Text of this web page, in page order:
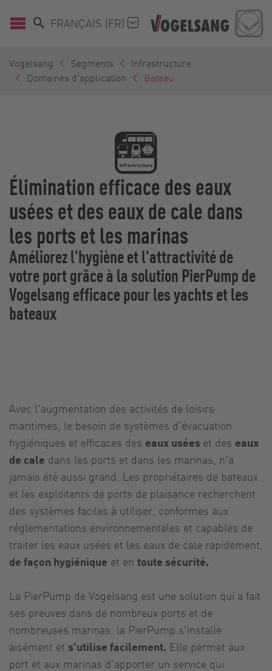
FRANÇAIS (FR)
Vogelsang Segments
Infrastructure
Domaines d'application
Bateau
Élimination efficace des eaux
usées et des eaux de cale dans
les ports et les marinas
Améliorez l'hygiène et l'attractivité de
votre port grâce à la solution PierPump de
Vogelsang efficace pour les yachts et les
bateaux
Avec l'augmentation des activités de loisirs
maritimes, le besoin de systèmes d'évacuation
hygiéniques et efficaces des eaux usées et des eaux
de cale dans les ports et dans les marinas, n'a
jamais été aussi grand. Les propriétaires de bateaux
et les exploitants de ports de plaisance recherchent
des systèmes faciles à utiliser, conformes aux
réglementations environnementales et capables de
traiter les eaux usées et les eaux de cale rapidement,
de façon hygiénique et en toute sécurité.
La PierPump de Vogelsang est une solution qui a fait
ses preuves dans de nombreux ports et de
nombreuses marinas. la PïerPump s'installe
aisément et s'utilise facilement. Elle permet aux
port et aux marinas d'apporter un service qui